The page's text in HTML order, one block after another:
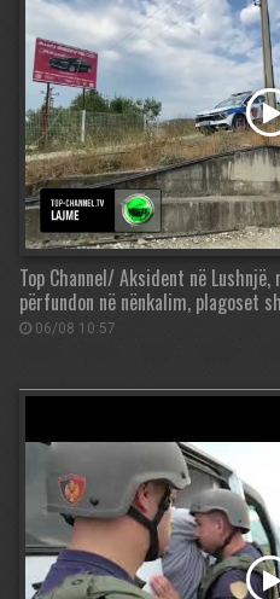
Top Channel/ Aksident në
përfundon në nënkalim, plagoset
06/08 10:57